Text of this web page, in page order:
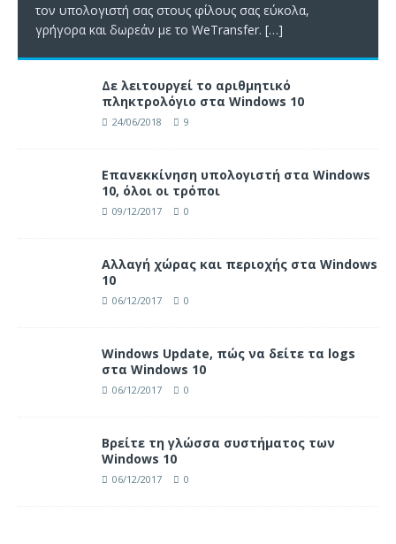
τον υπολογιστή σας στους φίλους σας εύκολα,
γρήγορα και δωρεάν με το WeTransfer. […]
Δε λειτουργεί το αριθμητικό
πληκτρολόγιο στα Windows 10
24/06/2018 9
Επανεκκίνηση υπολογιστή στα Windows
10, όλοι οι τρόποι
09/12/2017 0
Αλλαγή χώρας και περιοχής στα Windows
10
06/12/2017 0
Windows Update, πώς να δείτε τα logs
στα Windows 10
06/12/2017 0
Βρείτε τη γλώσσα συστήματος των
Windows 10
06/12/2017 0